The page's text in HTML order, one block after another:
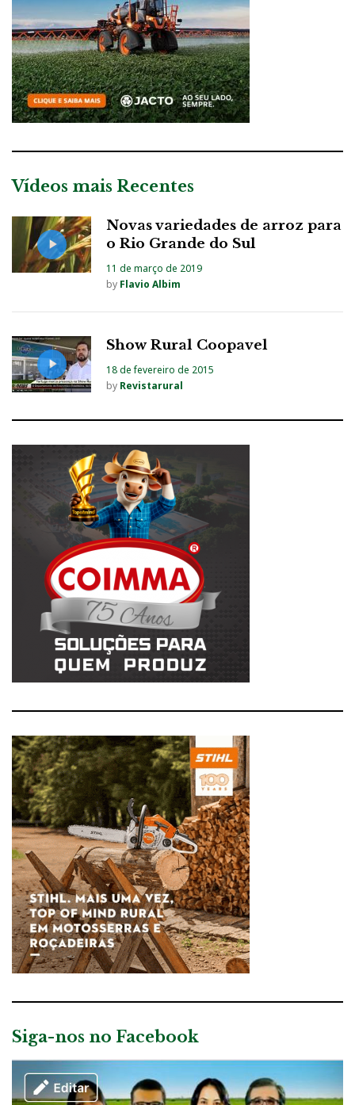
Vídeos mais Recentes
Novas variedades de arroz para
o Rio Grande do Sul
11 de março de 2019
by Flavio Albim
Show Rural Coopavel
18 de fevereiro de 2015
by Revistarural
Siga-nos no Facebook